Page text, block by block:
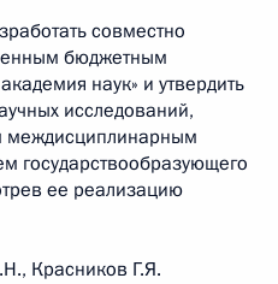
совместно
бюджетным
наук» и утвердить
исследований,
междисциплинарным
государствообразующего
ее реализацию
Красников Г.Я.